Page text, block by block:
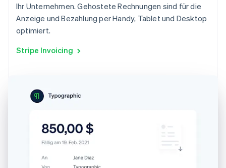
Ihr Unternehmen. Gehostete Rechnungen sind für die
Anzeige und Bezahlung per Handy, Tablet und Desktop
optimiert.
Stripe Invoicing